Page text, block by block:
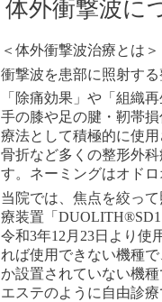
体外衝撃波に
＜体外衝撃波治療とは＞
衝撃波を患部に照射す
「除痛効果」や「組織
手の膝や足の腱・靭帯
療法として積極的に使用
骨折など多くの整形外
す。ネーミングはオド
当院では、焦点を絞っ
療装置「DUOLITH®SD1
令和3年12月23日より使
れば使用できない機種
か設置されていない機種
エステのように自由診